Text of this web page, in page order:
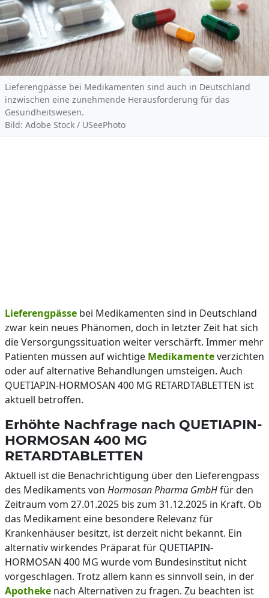
Lieferengpässe bei Medikamenten sind auch in Deutschland
inzwischen eine zunehmende Herausforderung für das
Gesundheitswesen.
Bild: Adobe Stock / USeePhoto
Lieferengpässe bei Medikamenten sind in Deutschland
zwar kein neues Phänomen, doch in letzter Zeit hat sich
die Versorgungssituation weiter verschärft. Immer mehr
Patienten müssen auf wichtige Medikamenteverzichten
oder auf alternative Behandlungen umsteigen. Auch
QUETIAPIN-HORMOSAN 400 MG RETARDTABLETTEN ist
aktuell betroffen.
Erhöhte Nachfrage nach QUETIAPIN-
HORMOSAN 400 MG
RETARDTABLETTEN
Aktuell ist die Benachrichtigung über den Lieferengpass
des Medikaments von Hormosan Pharma GmbHfür den
Zeitraum vom 27.01.2025 bis zum 31.12.2025 in Kraft. Ob
das Medikament eine besondere Relevanz für
Krankenhäuser besitzt, ist derzeit nicht bekannt. Ein
alternativ wirkendes Präparat für QUETIAPIN-
HORMOSAN 400 MG wurde vom Bundesinstitut nicht
vorgeschlagen. Trotz allem kann es sinnvoll sein, in der
Apotheke nach Alternativen zu fragen. Zu beachten ist